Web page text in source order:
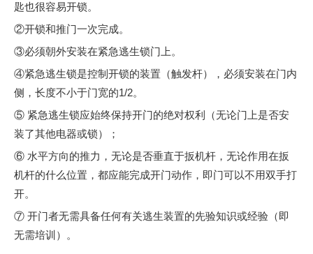
专业研发、制造门锁的工厂。
匙也很容易开锁。
②开锁和推门一次完成。
③必须朝外安装在紧急逃生锁门上。
④紧急逃生锁是控制开锁的装置（触发杆），必须安装在门内
侧，长度不小于门宽的1/2。
⑤ 紧急逃生锁应始终保持开门的绝对权利（无论门上是否安
装了其他电器或锁）；
⑥ 水平方向的推力，无论是否垂直于扳机杆，无论作用在扳
机杆的什么位置，都应能完成开门动作，即门可以不用双手打
开。
⑦ 开门者无需具备任何有关逃生装置的先验知识或经验（即
无需培训）。